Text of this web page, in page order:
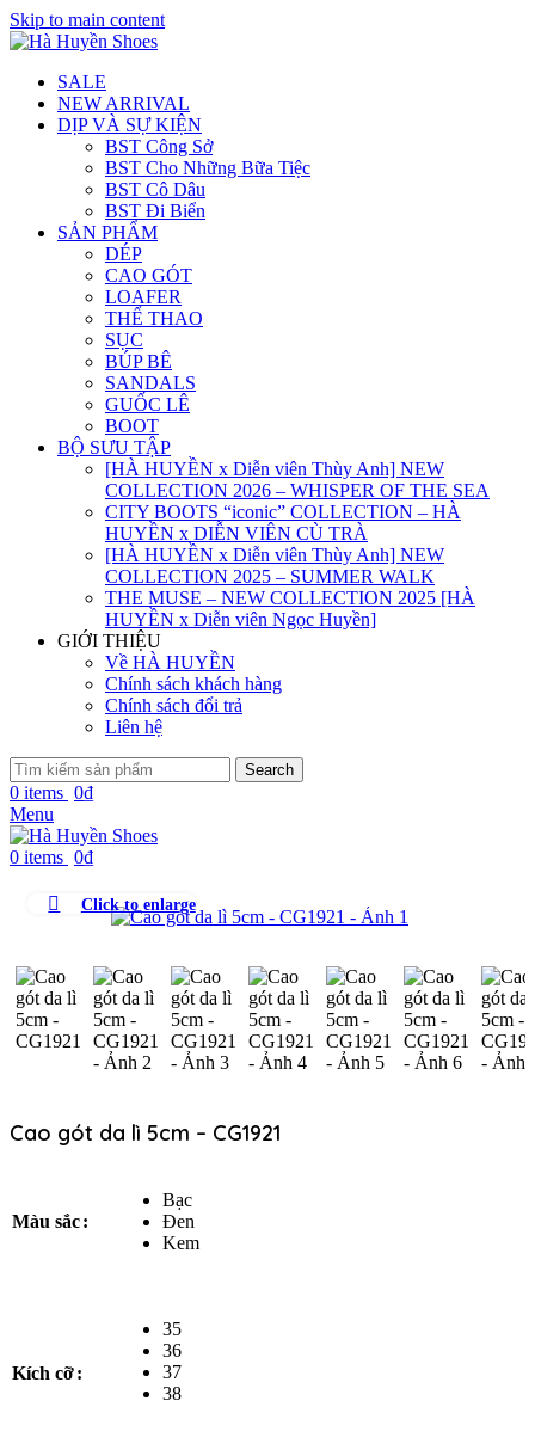
Skip to main content
SALE
NEW ARRIVAL
DỊP VÀ SỰ KIỆN
BST Công Sở
BST Cho Những Bữa Tiệc
BST Cô Dâu
BST Đi Biển
SẢN PHẨM
DÉP
CAO GÓT
LOAFER
THỂ THAO
SỤC
BÚP BÊ
SANDALS
GUỐC LÊ
BOOT
BỘ SƯU TẬP
[HÀ HUYỀN x Diễn viên Thùy Anh] NEW
COLLECTION 2026 – WHISPER OF THE SEA
CITY BOOTS “iconic” COLLECTION – HÀ
HUYỀN x DIỄN VIÊN CÙ TRÀ
[HÀ HUYỀN x Diễn viên Thùy Anh] NEW
COLLECTION 2025 – SUMMER WALK
THE MUSE – NEW COLLECTION 2025 [HÀ
HUYỀN x Diễn viên Ngọc Huyền]
GIỚI THIỆU
Về HÀ HUYỀN
Chính sách khách hàng
Chính sách đổi trả
Liên hệ
Search
0 items 0₫
Menu
0 items 0₫
Click to enlarge
Cao gót da lì 5cm – CG1921
Màu sắc
Bạc
Đen
Kem
Kích cỡ
35
36
37
38